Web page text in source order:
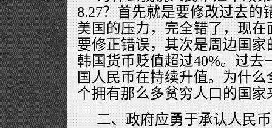
8.27？首先就是要修改过去的
美国的压力，完全错了，现
要修正错误，其次是周边国
韩国货币贬值超过40%。过去
国人民币在持续升值。为什
个拥有那么多贫穷人口的国
二、政府应勇于承认人民